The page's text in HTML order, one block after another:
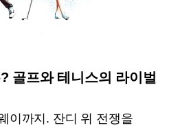
골프와 테니스의 라이벌
이까지. 잔디 위 전쟁을